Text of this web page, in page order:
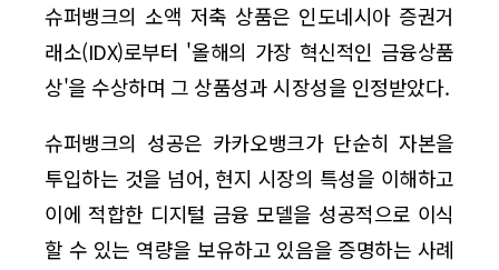
슈퍼뱅크의 소액 저축 상품은 인도네시아 증권거
래소(IDX)로부터 '올해의 가장 혁신적인 금융상품
상'을 수상하며 그 상품성과 시장성을 인정받았다.
슈퍼뱅크의 성공은 카카오뱅크가 단순히 자본을
투입하는 것을 넘어, 현지 시장의 특성을 이해하고
이에 적합한 디지털 금융 모델을 성공적으로 이식
할 수 있는 역량을 보유하고 있음을 증명하는 사례